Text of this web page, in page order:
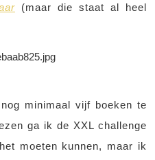
(maar die staat al heel
minimaal vijf boeken te
ga ik de XXL challenge
moeten kunnen, maar ik